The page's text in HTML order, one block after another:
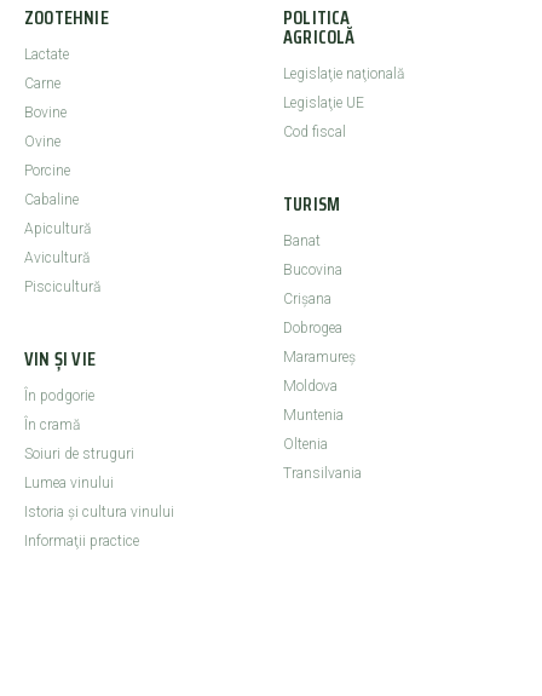
ZOOTEHNIE
Lactate
Carne
Bovine
Ovine
Porcine
Cabaline
Apicultură
Avicultură
Piscicultură
VIN ȘI VIE
În podgorie
În cramă
Soiuri de struguri
Lumea vinului
Istoria şi cultura vinului
Informaţii practice
POLITICA
AGRICOLĂ
Legislaţie naţională
Legislaţie UE
Cod fiscal
TURISM
Banat
Bucovina
Crişana
Dobrogea
Maramureş
Moldova
Muntenia
Oltenia
Transilvania